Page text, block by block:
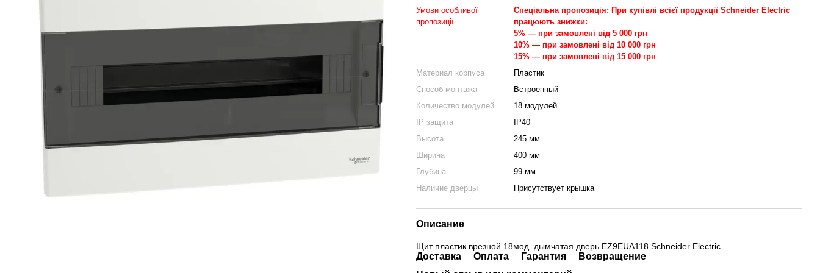
Умови особливої
пропозиції
Спеціальна пропозиція: При купівлі всієї продукції Schneider Electric
працюють знижки:
5% — при замовлені від 5 000 грн
10% — при замовлені від 10 000 грн
15% — при замовлені від 15 000 грн
Материал корпуса
Пластик
Способ монтажа
Встроенный
Количество модулей
18 модулей
IP защита
IP40
Высота
245 мм
Ширина
400 мм
Глубина
99 мм
Наличие дверцы
Присутствует крышка
Описание
Щит пластик врезной 18мод. дымчатая дверь EZ9EUA118 Schneider Electric
Доставка Оплата Гарантия
Возвращение